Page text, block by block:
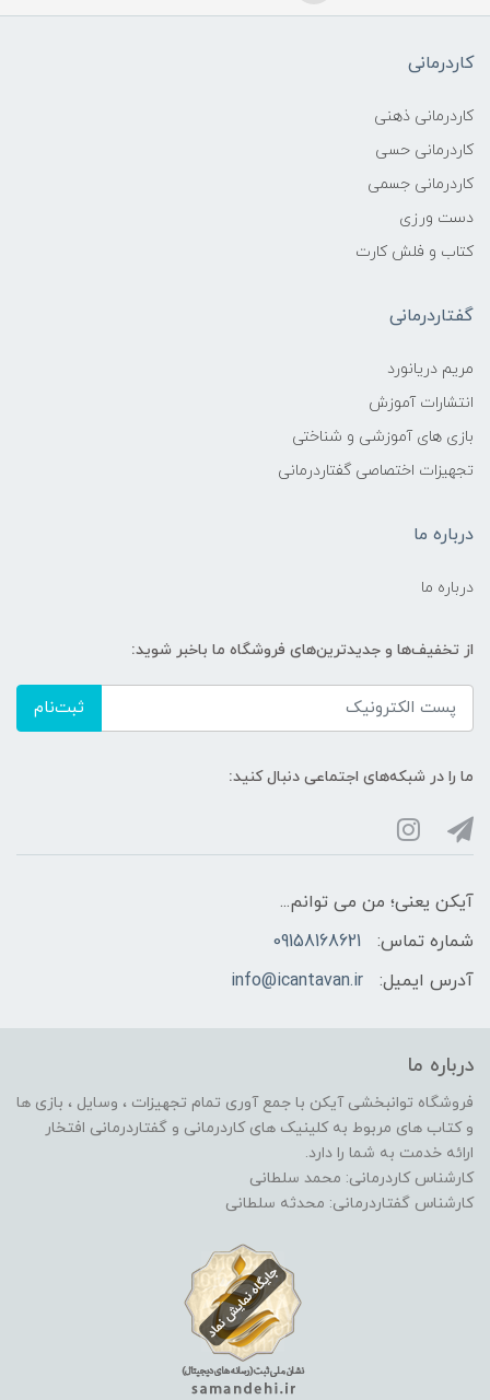
کاردرمانی
کاردرمانی ذهنی
کاردرمانی حسی
کاردرمانی جسمی
دست ورزی
کتاب و فلش کارت
گفتاردرمانی
مریم دریانورد
انتشارات آموزش
بازی های آموزشی و شناختی
تجهیزات اختصاصی گفتاردرمانی
درباره ما
درباره ما
از تخفیف‌ها و جدیدترین‌های فروشگاه ما باخبر شوید:
ثبت‌نام
ما را در شبکه‌های اجتماعی دنبال کنید:
آیکن یعنی؛ من می توانم...
شماره تماس:
09158168621
آدرس ایمیل:
info@icantavan.ir
درباره ما
فروشگاه توانبخشی آیکن با جمع آوری تمام تجهیزات ، وسایل ، بازی ها
و کتاب های مربوط به کلینیک های کاردرمانی و گفتاردرمانی افتخار
ارائه خدمت به شما را دارد.
کارشناس کاردرمانی: محمد سلطانی
کارشناس گفتاردرمانی: محدثه سلطانی